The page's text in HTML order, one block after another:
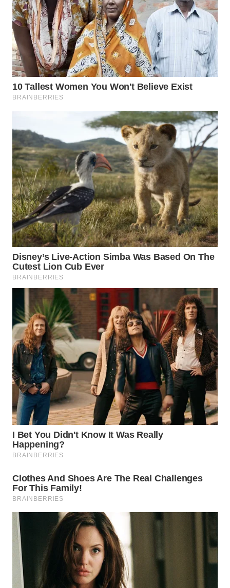
WN
KARO
WN
SIMALUNGUN
WN
LABUHANBATU
WN
TAPANULI
TENGAH
WN DELI
SERDANG
WN
TEBING
TINGGI
WN
PAKPAK
WN
KARAWANG
WN
BEKASI
WN
BOGOR
WN
DEPOK
WN
UTARA
WN
SAMOSIR
PADANG
LAWAS